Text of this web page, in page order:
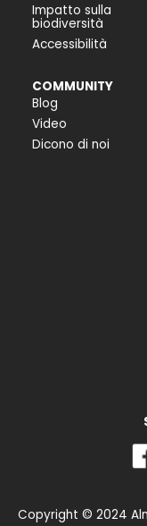
Impatto sulla
biodiversità
Accessibilità
COMMUNITY
Blog
Video
Dicono di noi
Copyright © 2024